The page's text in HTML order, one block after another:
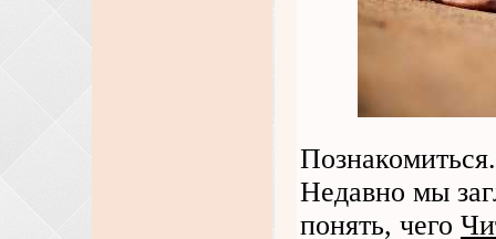
Недавно мы
понять, чего